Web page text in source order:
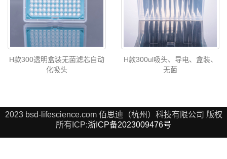
H款300透明盒装无菌滤芯自动
化吸头
H款300ul吸头、导电、盒装、
无菌
2023 bsd-lifescience.com 佰思迪（杭州）科技有限公司 版权
所有ICP:浙ICP备2023009476号